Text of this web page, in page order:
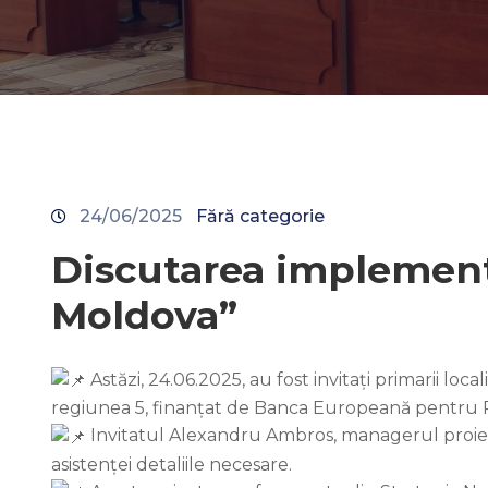
24/06/2025 Fără categorie
Discutarea
Moldova”
Astăzi, 24.06.2025, au fost invitați primarii
regiunea 5, finanțat de Banca Europeană pentru
Invitatul Alexandru Ambros, managerul
asistenței detaliile necesare.